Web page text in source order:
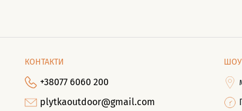
КОНТАКТИ
+38077 6060 200
plytkaoutdoor@gmail.com